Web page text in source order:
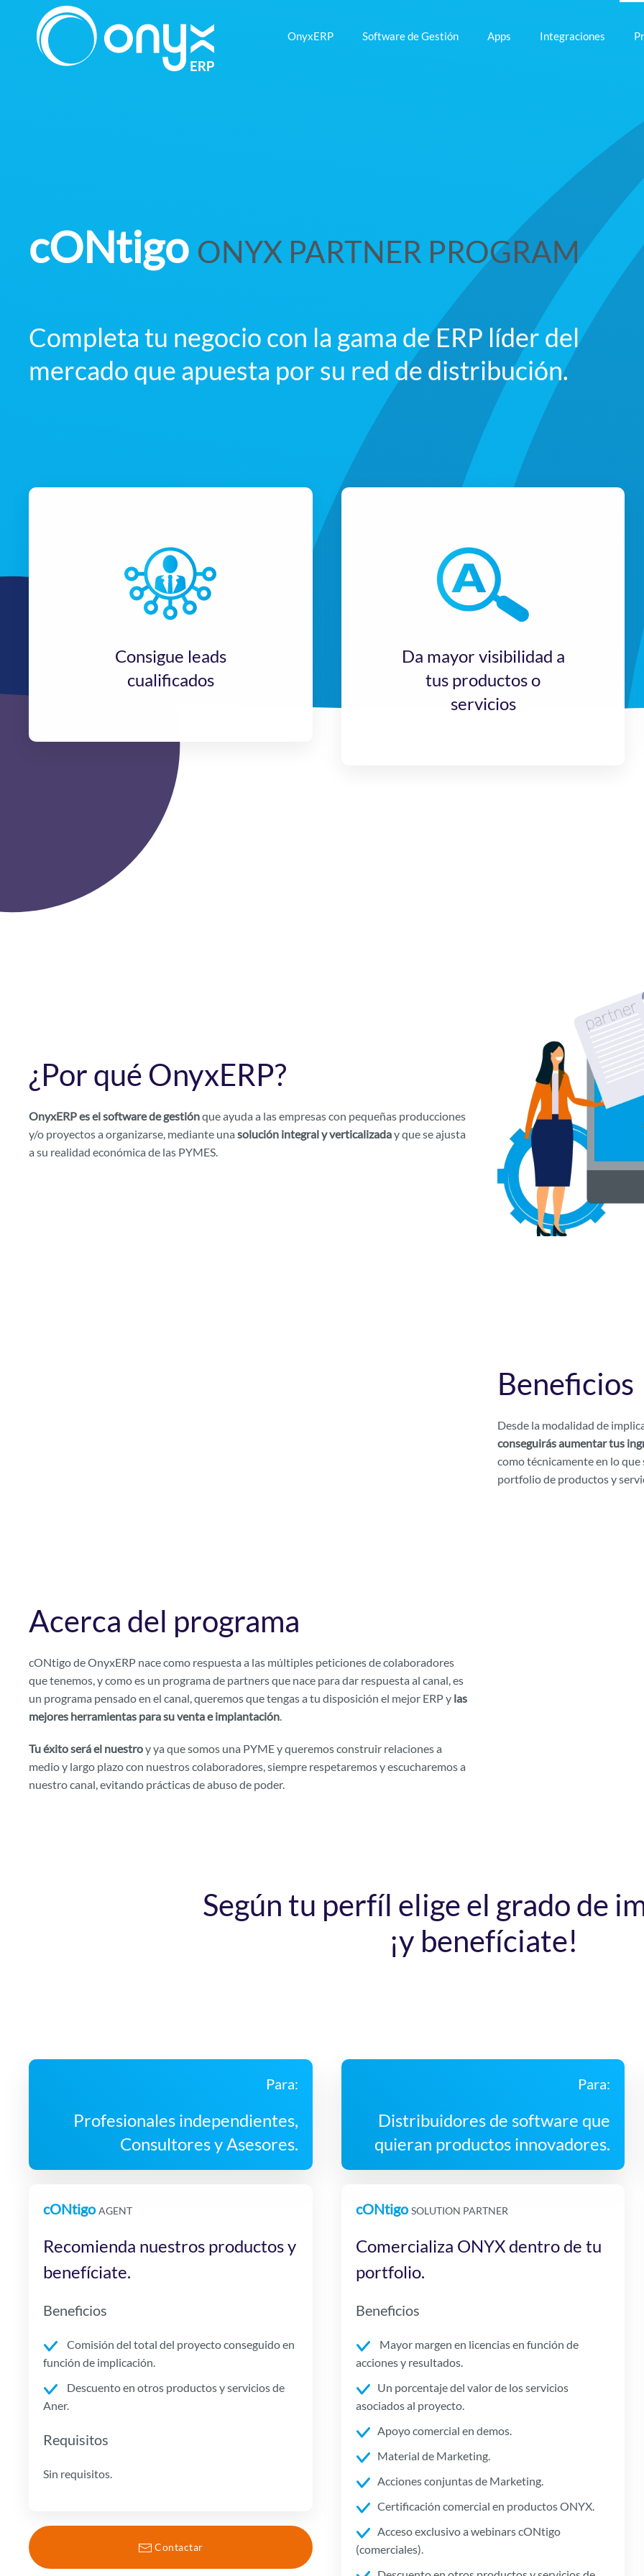
OnyxERP Software de Gestión Apps Integraciones
cONtigo ONYX PARTNER PROGRAM
Completa tu negocio con la gama de ERP líder del
mercado que apuesta por su red de distribución.
Consigue leads
cualificados
Da mayor visibilidad a
tus productos o
servicios
¿Por qué OnyxERP?
OnyxERP es el software de gestiónque ayuda a las empresas con pequeñas producciones
y/o proyectos a organizarse, mediante una solución integral y verticalizaday que se ajusta
a su realidad económica de las PYMES.
Beneficios
Desde la modalidad de
conseguirás aumentar tus
como técnicamente en lo que
portfolio de productos y
Acerca del programa
cONtigo de OnyxERP nace como respuesta a las múltiples peticiones de colaboradores
que tenemos, y como es un programa de partners que nace para dar respuesta al canal, es
un programa pensado en el canal, queremos que tengas a tu disposición el mejor ERP y las
mejores herramientas para su venta e implantación.
Tu éxito será el nuestroy ya que somos una PYME y queremos construir relaciones a
medio y largo plazo con nuestros colaboradores, siempre respetaremos y escucharemos a
nuestro canal, evitando prácticas de abuso de poder.
Según tu perfíl elige el grado de
¡y benefíciate!
Para:
Profesionales independientes,
Consultores y Asesores.
cONtigo AGENT
Recomienda nuestros productos y
benefíciate.
Beneficios
Comisión del total del proyecto conseguido en
función de implicación.
Descuento en otros productos y servicios de
Aner.
Requisitos
Sin requisitos.
Contactar
Para:
Distribuidores de software que
quieran productos innovadores.
cONtigo SOLUTION PARTNER
Comercializa ONYX dentro de tu
portfolio.
Beneficios
Mayor margen en licencias en función de
acciones y resultados.
Un porcentaje del valor de los servicios
asociados al proyecto.
Apoyo comercial en demos.
Material de Marketing.
Acciones conjuntas de Marketing.
Certificación comercial en productos ONYX.
Acceso exclusivo a webinars cONtigo
(comerciales).